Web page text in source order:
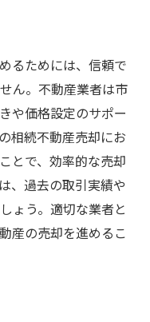
るためには、信頼で
ん。不動産業者は市
や価格設定のサポー
相続不動産売却にお
とで、効率的な売却
、過去の取引実績や
ょう。適切な業者と
産の売却を進めるこ